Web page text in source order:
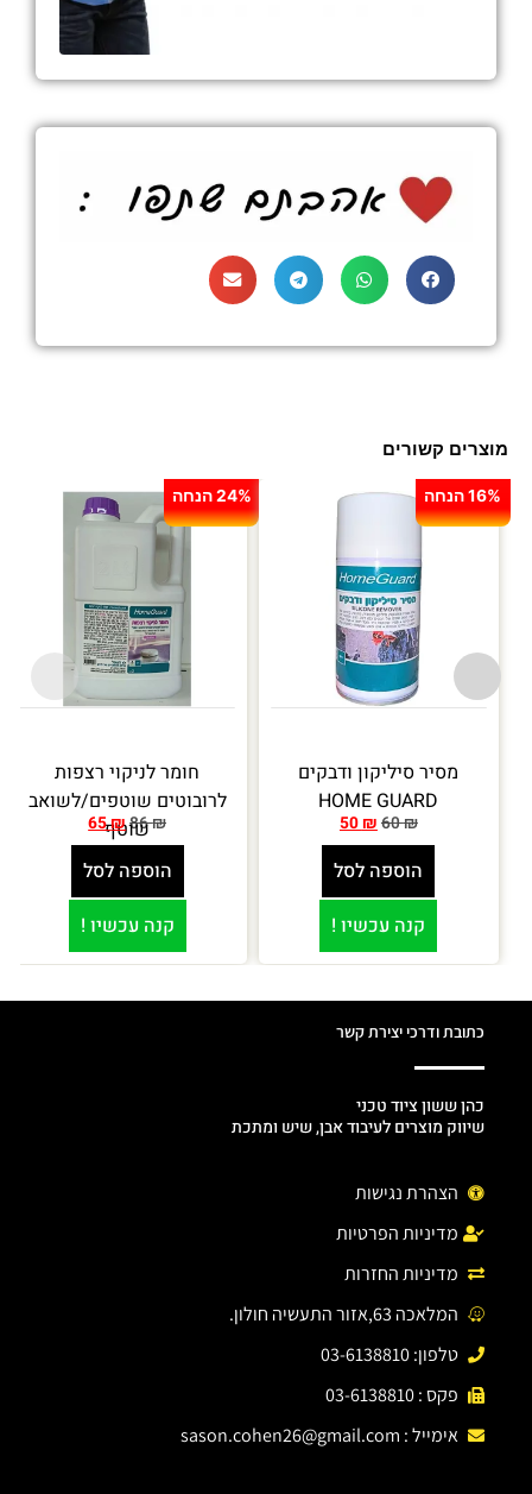
מוצרים קשורים
24% הנחה
חומר לניקוי רצפות
לרובוטים שוטפים/לשואב
שוטף
86₪
65₪
הוספה לסל
קנה עכשיו !
16% הנחה
מסיר סיליקון ודבקים
HOME GUARD
60₪
50₪
הוספה לסל
קנה עכשיו !
כתובת ודרכי יצירת קשר
כהן ששון ציוד טכני
שיווק מוצרים לעיבוד אבן, שיש ומתכת
הצהרת נגישות
מדיניות הפרטיות
מדיניות החזרות
המלאכה 63,אזור התעשיה חולון.
טלפון: 03-6138810
פקס : 03-6138810
אימייל : sason.cohen26@gmail.com